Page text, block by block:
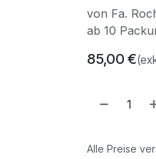
von Fa.
ab 10
85,00 €
Alle Preise